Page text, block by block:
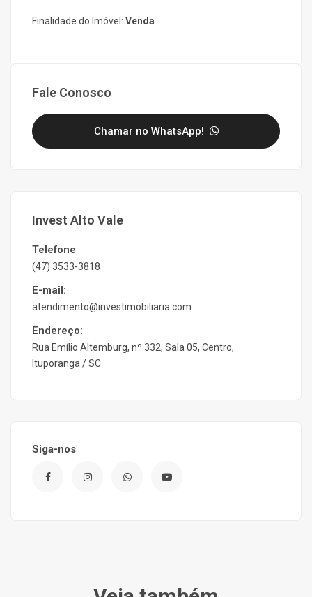
Finalidade do Imóvel: Venda
Fale Conosco
Chamar no WhatsApp!
Invest Alto Vale
Telefone
(47) 3533-3818
E-mail:
atendimento@investimobiliaria.com
Endereço:
Rua Emílio Altemburg, nº 332, Sala 05, Centro,
Ituporanga / SC
Siga-nos